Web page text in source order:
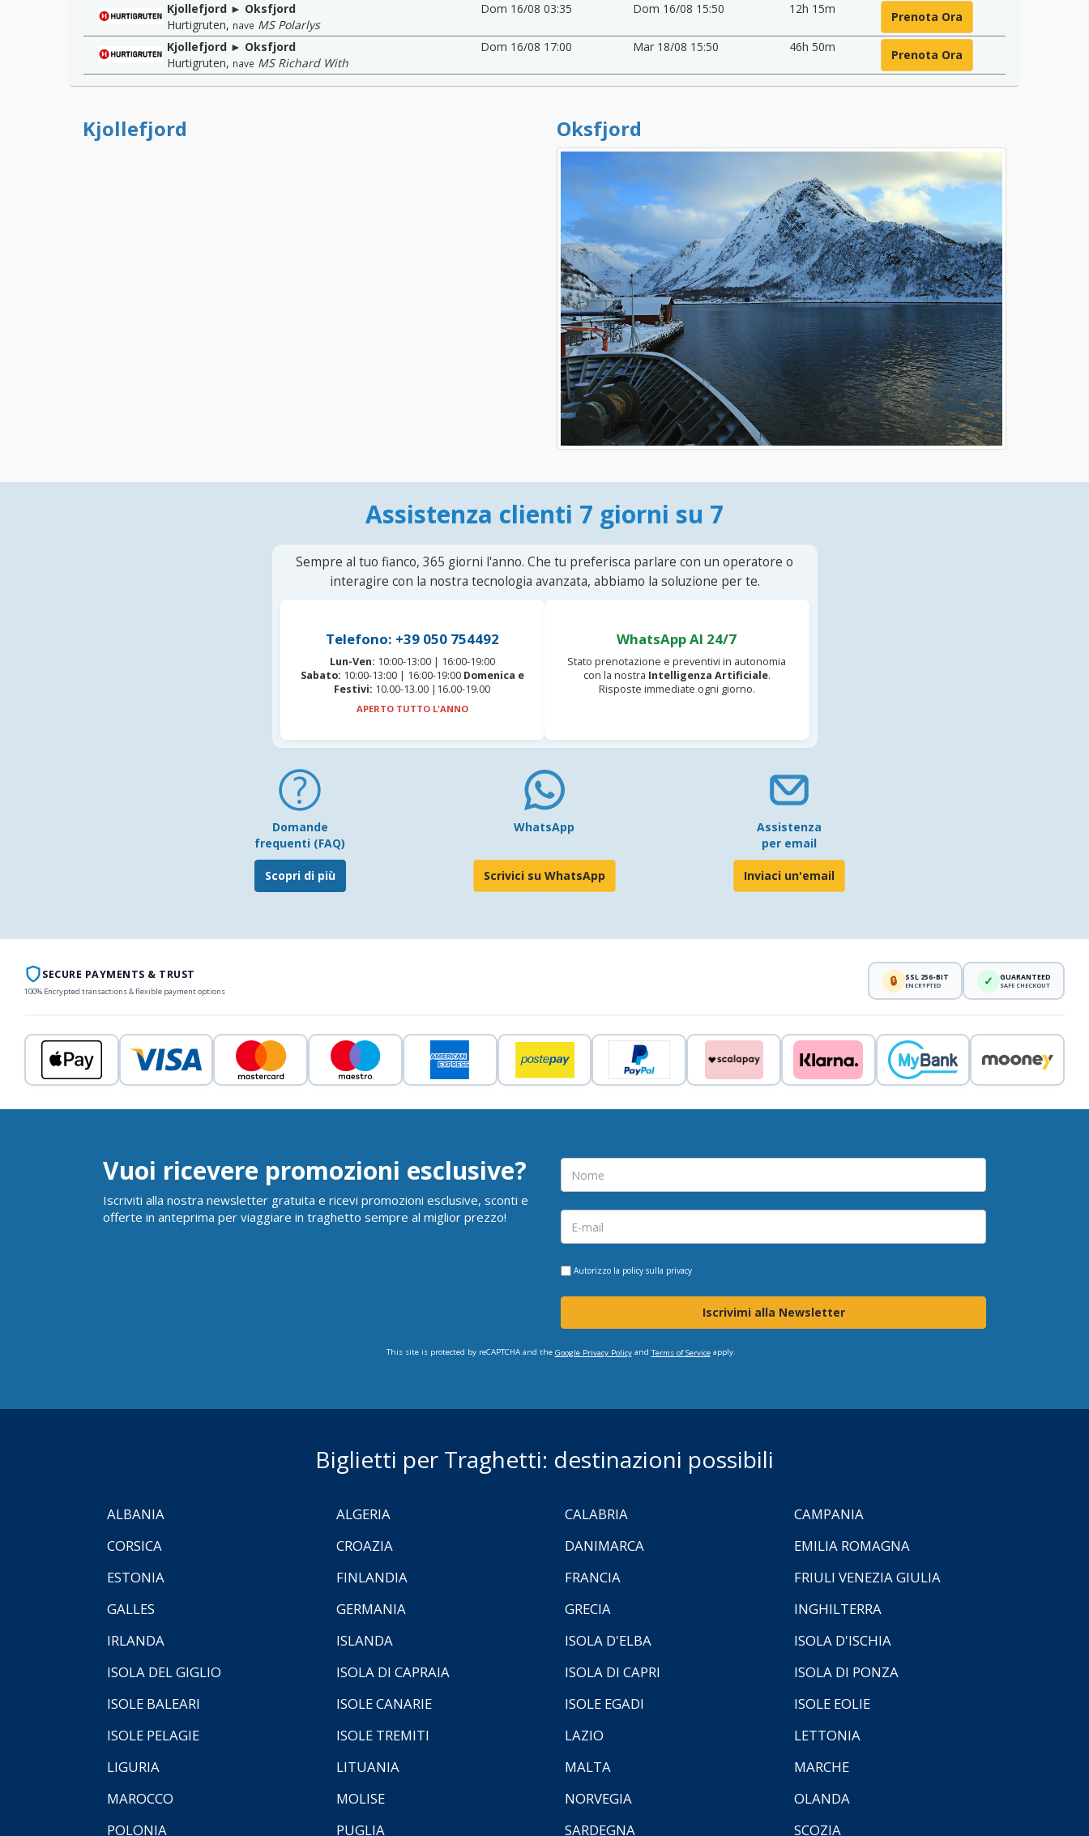
Kjollefjord ► Oksfjord
Hurtigruten, nave MS Polarlys
Dom 16/08 03:35 Dom 16/08 15:50 12h 15m
Prenota Ora
Kjollefjord ► Oksfjord
Hurtigruten, nave MS Richard With
Dom 16/08 17:00 Mar 18/08 15:50 46h 50m
Prenota Ora
Kjollefjord Oksfjord
Assistenza clienti 7 giorni su 7
Sempre al tuo fianco, 365 giorni l'anno. Che tu preferisca parlare con un operatore o
interagire con la nostra tecnologia avanzata, abbiamo la soluzione per te.
Telefono: +39 050 754492
Lun-Ven: 10:00-13:00 | 16:00-19:00
Sabato: 10:00-13:00 | 16:00-19:00 Domenica e
Festivi: 10.00-13.00 |16.00-19.00
APERTO TUTTO L'ANNO
WhatsApp AI 24/7
Stato prenotazione e preventivi in autonomia
con la nostra Intelligenza Artificiale.
Risposte immediate ogni giorno.
Domande
frequenti (FAQ)
Scopri di più
WhatsApp
Scrivici su WhatsApp
Assistenza
per email
Inviaci un'email
SECURE PAYMENTS & TRUST
100% Encrypted transactions & flexible payment options
🔒 SSL 256-BIT
ENCRYPTED ✓ GUARANTEED
SAFE CHECKOUT
Vuoi ricevere promozioni esclusive?
Iscriviti alla nostra newsletter gratuita e ricevi promozioni esclusive, sconti e
offerte in anteprima per viaggiare in traghetto sempre al miglior prezzo!
Autorizzo la policy sulla privacy
Iscrivimi alla Newsletter
This site is protected by reCAPTCHA and the Google Privacy Policyand Terms of Serviceapply.
Biglietti per Traghetti: destinazioni possibili
ALBANIA ALGERIA CALABRIA
CAMPANIA
CORSICA
CROAZIA DANIMARCA
EMILIA ROMAGNA
ESTONIA
FINLANDIA FRANCIA
FRIULI VENEZIA GIULIA
GALLES
GERMANIA GRECIA
INGHILTERRA
IRLANDA
ISLANDA ISOLA D'ELBA
ISOLA D'ISCHIA
ISOLA DEL GIGLIO
ISOLA DI CAPRAIA ISOLA DI CAPRI
ISOLA DI PONZA
ISOLE BALEARI
ISOLE CANARIE ISOLE EGADI
ISOLE EOLIE
ISOLE PELAGIE
ISOLE TREMITI LAZIO
LETTONIA
LIGURIA
LITUANIA MALTA
MARCHE
MAROCCO
MOLISE NORVEGIA
OLANDA
POLONIA
PUGLIA SARDEGNA SCOZIA